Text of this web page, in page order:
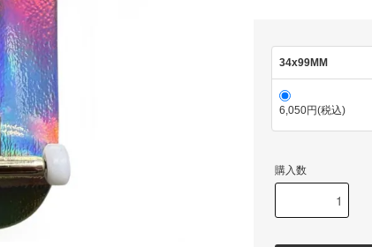
34x99MM
6,050円(税込)
購入数